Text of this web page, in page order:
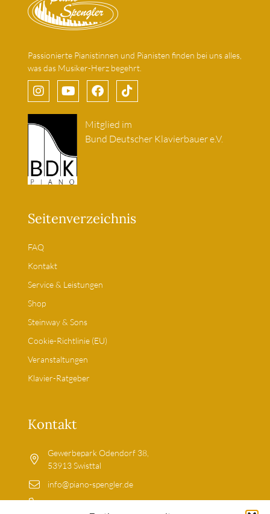
Passionierte Pianistinnen und Pianisten finden bei uns alles,
was das Musiker-Herz begehrt.
Mitglied im
Bund Deutscher Klavierbauer e.V.
Seitenverzeichnis
FAQ
Kontakt
Service & Leistungen
Shop
Steinway & Sons
Cookie-Richtlinie (EU)
Veranstaltungen
Klavier-Ratgeber
Kontakt
Gewerbepark Odendorf 38,
53913 Swisttal
info@piano-spengler.de
02255-9203699